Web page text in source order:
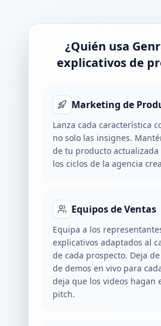
¿Quién usa
explicativos de
Marketing de
Lanza cada característica
no solo las insignes.
de tu producto
los ciclos de la agencia
Equipos de Ventas
Equipa a los
explicativos adaptados al
de cada prospecto. Deja
de demos en vivo para
deja que los videos hagan
pitch.